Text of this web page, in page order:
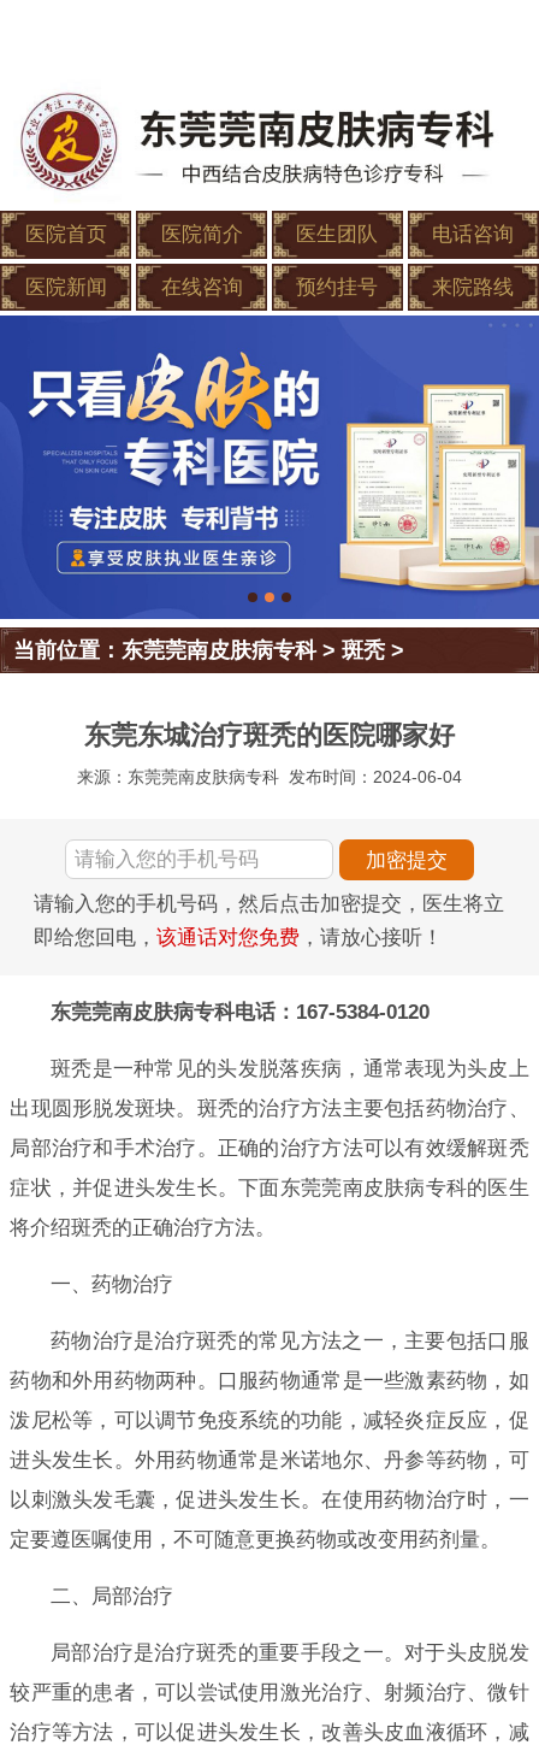
医院首页 医院简介 医生团队 电话咨询
医院新闻 在线咨询 预约挂号 来院路线
当前位置：东莞莞南皮肤病专科>斑秃 >
东莞东城治疗斑秃的医院哪家好
来源：东莞莞南皮肤病专科 发布时间：2024-06-04
请输入您的手机号码，然后点击加密提交，医生将立
即给您回电， 该通话对您免费 ，请放心接听！
东莞莞南皮肤病专科电话：167-5384-0120
斑秃是一种常见的头发脱落疾病，通常表现为头皮上
出现圆形脱发斑块。斑秃的治疗方法主要包括药物治疗、
局部治疗和手术治疗。正确的治疗方法可以有效缓解斑秃
症状，并促进头发生长。下面东莞莞南皮肤病专科的医生
将介绍斑秃的正确治疗方法。
一、药物治疗
药物治疗是治疗斑秃的常见方法之一，主要包括口服
药物和外用药物两种。口服药物通常是一些激素药物，如
泼尼松等，可以调节免疫系统的功能，减轻炎症反应，促
进头发生长。外用药物通常是米诺地尔、丹参等药物，可
以刺激头发毛囊，促进头发生长。在使用药物治疗时，一
定要遵医嘱使用，不可随意更换药物或改变用药剂量。
二、局部治疗
局部治疗是治疗斑秃的重要手段之一。对于头皮脱发
较严重的患者，可以尝试使用激光治疗、射频治疗、微针
治疗等方法，可以促进头发生长，改善头皮血液循环，减